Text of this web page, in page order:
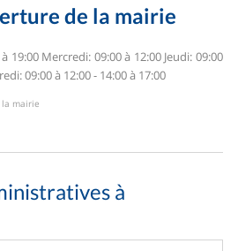
de la mairie
19:00Mercredi: 09:00 à 12:00Jeudi: 09:00
09:00 à 12:00 - 14:00 à 17:00
mairie
à